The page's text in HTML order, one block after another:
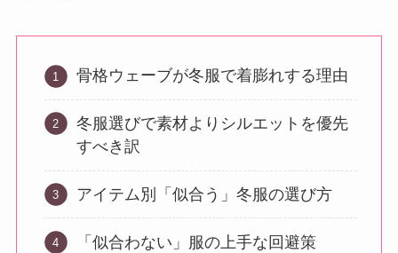
骨格ウェーブが冬服で着膨れする理由
冬服選びで素材よりシルエットを優先
すべき訳
アイテム別「似合う」冬服の選び方
「似合わない」服の上手な回避策